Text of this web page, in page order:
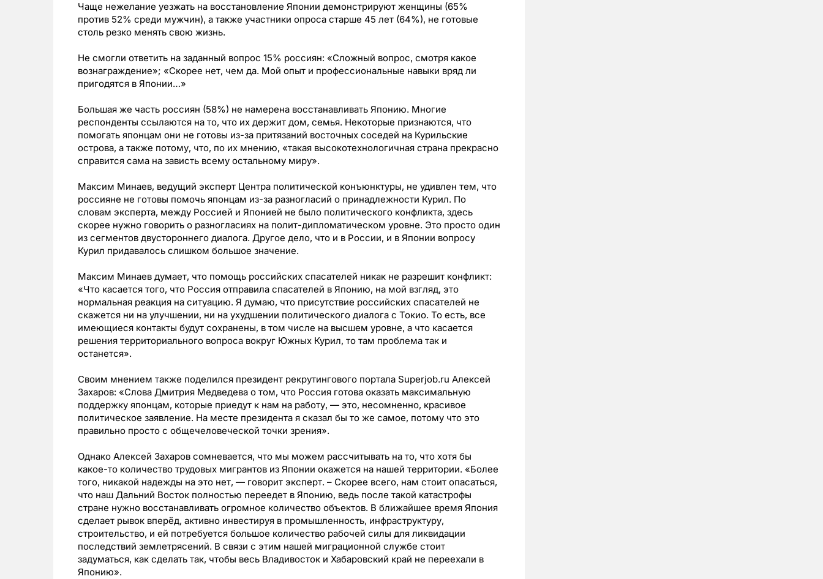
Чаще нежелание уезжать на восстановление Японии демонстрируют женщины (65%
против 52% среди мужчин), а также участники опроса старше 45 лет (64%), не готовые
столь резко менять свою жизнь.
Не смогли ответить на заданный вопрос 15% россиян: «Сложный вопрос, смотря какое
вознаграждение»; «Скорее нет, чем да. Мой опыт и профессиональные навыки вряд ли
пригодятся в Японии…»
Большая же часть россиян (58%) не намерена восстанавливать Японию. Многие
респонденты ссылаются на то, что их держит дом, семья. Некоторые признаются, что
помогать японцам они не готовы из-за притязаний восточных соседей на Курильские
острова, а также потому, что, по их мнению, «такая высокотехнологичная страна прекрасно
справится сама на зависть всему остальному миру».
Максим Минаев, ведущий эксперт Центра политической конъюнктуры, не удивлен тем, что
россияне не готовы помочь японцам из-за разногласий о принадлежности Курил. По
словам эксперта, между Россией и Японией не было политического конфликта, здесь
скорее нужно говорить о разногласиях на полит-дипломатическом уровне. Это просто один
из сегментов двустороннего диалога. Другое дело, что и в России, и в Японии вопросу
Курил придавалось слишком большое значение.
Максим Минаев думает, что помощь российских спасателей никак не разрешит конфликт:
«Что касается того, что Россия отправила спасателей в Японию, на мой взгляд, это
нормальная реакция на ситуацию. Я думаю, что присутствие российских спасателей не
скажется ни на улучшении, ни на ухудшении политического диалога с Токио. То есть, все
имеющиеся контакты будут сохранены, в том числе на высшем уровне, а что касается
решения территориального вопроса вокруг Южных Курил, то там проблема так и
останется».
Своим мнением также поделился президент рекрутингового портала Superjob.ru Алексей
Захаров: «Слова Дмитрия Медведева о том, что Россия готова оказать максимальную
поддержку японцам, которые приедут к нам на работу, — это, несомненно, красивое
политическое заявление. На месте президента я сказал бы то же самое, потому что это
правильно просто с общечеловеческой точки зрения».
Однако Алексей Захаров сомневается, что мы можем рассчитывать на то, что хотя бы
какое-то количество трудовых мигрантов из Японии окажется на нашей территории. «Более
того, никакой надежды на это нет, — говорит эксперт. – Скорее всего, нам стоит опасаться,
что наш Дальний Восток полностью переедет в Японию, ведь после такой катастрофы
стране нужно восстанавливать огромное количество объектов. В ближайшее время Япония
сделает рывок вперёд, активно инвестируя в промышленность, инфраструктуру,
строительство, и ей потребуется большое количество рабочей силы для ликвидации
последствий землетрясений. В связи с этим нашей миграционной службе стоит
задуматься, как сделать так, чтобы весь Владивосток и Хабаровский край не переехали в
Японию».